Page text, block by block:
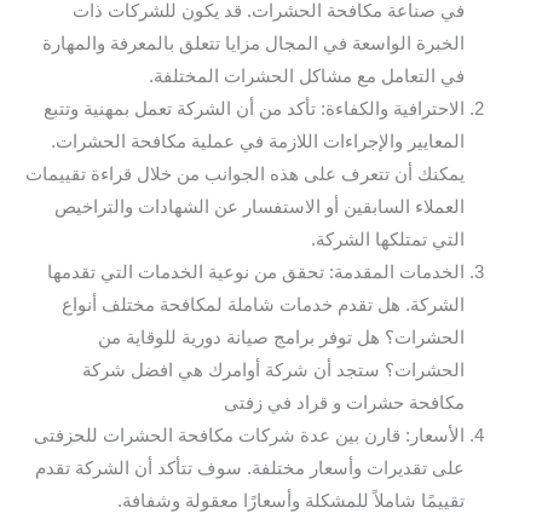
في صناعة مكافحة الحشرات. قد يكون للشركات ذات
الخبرة الواسعة في المجال مزايا تتعلق بالمعرفة والمهارة
في التعامل مع مشاكل الحشرات المختلفة.
الاحترافية والكفاءة: تأكد من أن الشركة تعمل بمهنية وتتبع
المعايير والإجراءات اللازمة في عملية مكافحة الحشرات.
يمكنك أن تتعرف على هذه الجوانب من خلال قراءة تقييمات
العملاء السابقين أو الاستفسار عن الشهادات والتراخيص
التي تمتلكها الشركة.
الخدمات المقدمة: تحقق من نوعية الخدمات التي تقدمها
الشركة. هل تقدم خدمات شاملة لمكافحة مختلف أنواع
الحشرات؟ هل توفر برامج صيانة دورية للوقاية من
الحشرات؟ ستجد أن شركة أوامرك هي افضل شركة
مكافحة حشرات و قراد في زفتى
الأسعار: قارن بين عدة شركات مكافحة الحشرات للحزفتى
على تقديرات وأسعار مختلفة. سوف تتأكد أن الشركة تقدم
تقييمًا شاملاً للمشكلة وأسعارًا معقولة وشفافة.